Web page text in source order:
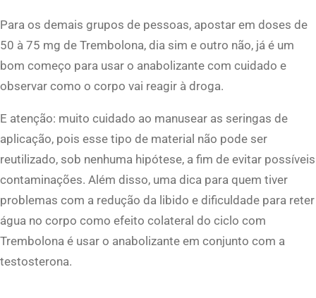
Para os demais grupos de pessoas, apostar em doses de
50 à 75 mg de Trembolona, dia sim e outro não, já é um
bom começo para usar o anabolizante com cuidado e
observar como o corpo vai reagir à droga.
E atenção: muito cuidado ao manusear as seringas de
aplicação, pois esse tipo de material não pode ser
reutilizado, sob nenhuma hipótese, a fim de evitar possíveis
contaminações. Além disso, uma dica para quem tiver
problemas com a redução da libido e dificuldade para reter
água no corpo como efeito colateral do ciclo com
Trembolona é usar o anabolizante em conjunto com a
testosterona.